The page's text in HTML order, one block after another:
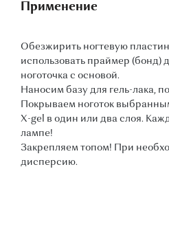
Применение
Обезжирить ногтевую
использовать праймер (бонд)
ноготочка с основой.
Наносим базу для гель-лака,
Покрываем ноготок
X-gel в один или два слоя.
лампе!
Закрепляем топом! При
дисперсию.